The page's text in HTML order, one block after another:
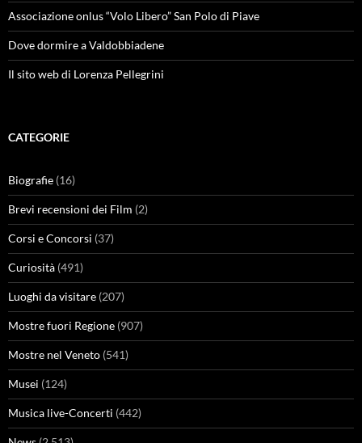
Associazione onlus “Volo Libero” San Polo di Piave
Dove dormire a Valdobbiadene
Il sito web di Lorenza Pellegrini
CATEGORIE
Biografie (16)
Brevi recensioni dei Film (2)
Corsi e Concorsi (37)
Curiosità (491)
Luoghi da visitare (207)
Mostre fuori Regione (907)
Mostre nel Veneto (541)
Musei (124)
Musica live-Concerti (442)